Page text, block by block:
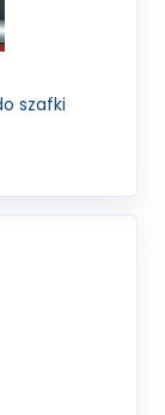
szafki